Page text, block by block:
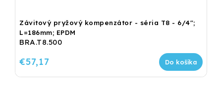
Závitový pryžový kompenzátor - séria T8 - 6/4";
L=186mm; EPDM
BRA.T8.500
€57,17 Do košíka